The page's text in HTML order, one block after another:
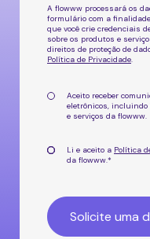
A flowww processará os
formulário com a
que você crie credenciais
sobre os produtos e
direitos de proteção de
Política de Privacidade.
Aceito receber
eletrônicos, incluindo
e serviços da flowww.
Li e aceito a Política
da flowww.*